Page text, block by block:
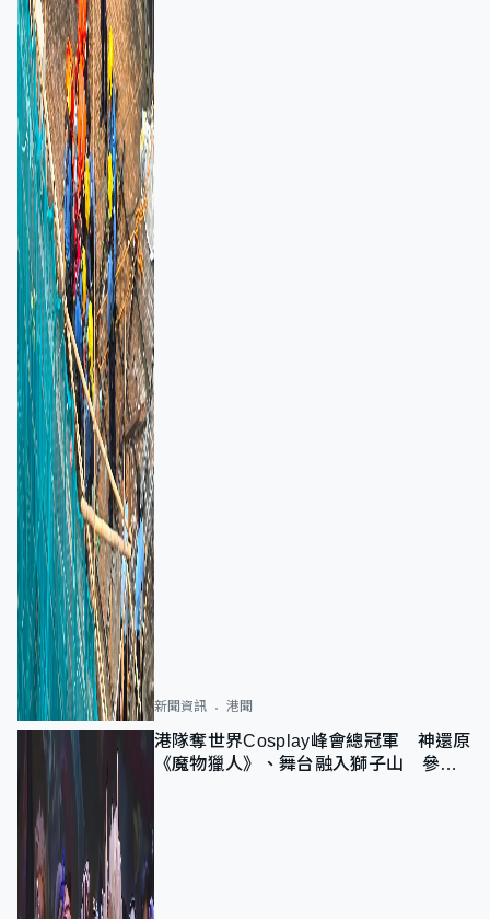
新聞資訊 港聞
港隊奪世界Cosplay峰會總冠軍 神還原
《魔物獵人》、舞台融入獅子山 參賽